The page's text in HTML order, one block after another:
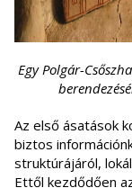
Egy Polgár-
Az első ásatások
biztos
struktúrájáról,
Ettől kezdődően